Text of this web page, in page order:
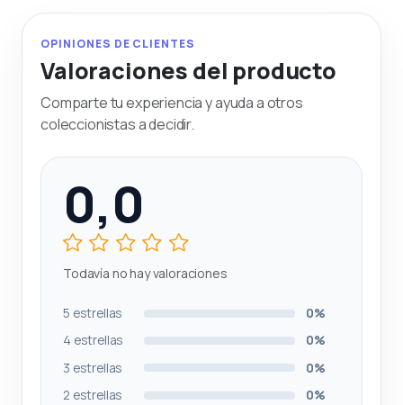
OPINIONES DE CLIENTES
Valoraciones del producto
Comparte tu experiencia y ayuda a otros
coleccionistas a decidir.
0,0
Todavía no hay valoraciones
5 estrellas
0%
4 estrellas
0%
3 estrellas
0%
2 estrellas
0%